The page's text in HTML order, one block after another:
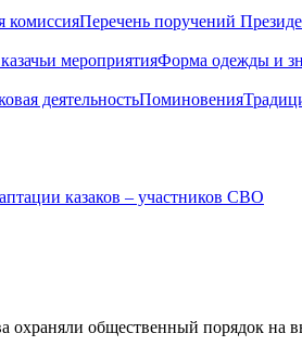
комиссияПеречень поручений
мероприятияФорма одежды и
деятельностьПоминовения
казаков – участников СВО
охраняли общественный порядок на